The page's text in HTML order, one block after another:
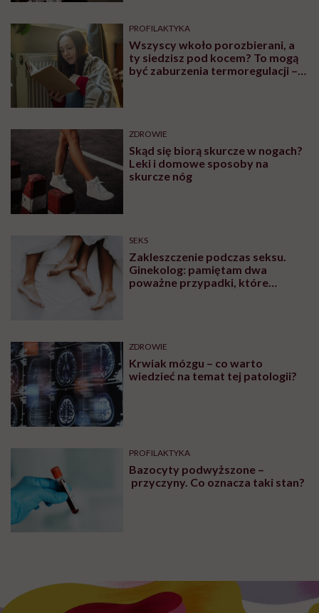
PROFILAKTYKA
Wszyscy wkoło porozbierani, a
ty siedzisz pod kocem? To mogą
być zaburzenia termoregulacji –
ZDROWIE
Skąd się biorą skurcze w nogach?
Leki i domowe sposoby na
skurcze nóg
SEKS
Zakleszczenie podczas seksu.
Ginekolog: pamiętam dwa
poważne przypadki, które
ZDROWIE
Krwiak mózgu – co warto
wiedzieć na temat tej patologii?
PROFILAKTYKA
Bazocyty podwyższone –
przyczyny. Co oznacza taki stan?